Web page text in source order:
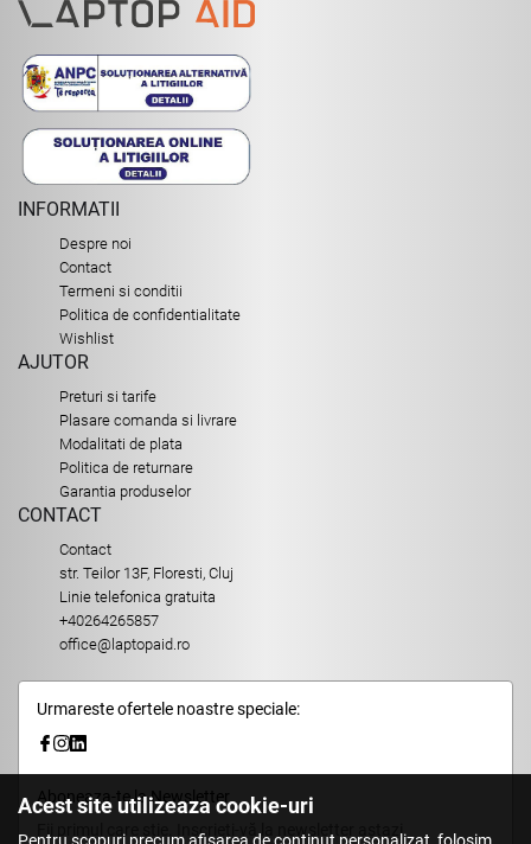
INFORMATII
Despre noi
Contact
Termeni si conditii
Politica de confidentialitate
Wishlist
AJUTOR
Preturi si tarife
Plasare comanda si livrare
Modalitati de plata
Politica de returnare
Garantia produselor
CONTACT
Contact
str. Teilor 13F, Floresti, Cluj
Linie telefonica gratuita
+40264265857
office@laptopaid.ro
Urmareste ofertele noastre speciale:
Aboneaza-te la Newsletter
Fii primul care stie. Inscrieti-vă la newsletter astazi.
Acest site utilizeaza cookie-uri